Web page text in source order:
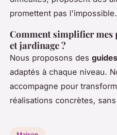
promettent pas l'impossible.
Comment simplifier mes
et jardinage ?
Nous proposons des
adaptés à chaque niveau.
accompagne pour
réalisations concrètes,